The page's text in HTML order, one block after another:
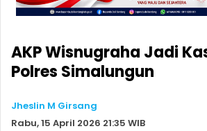
AKP Wisnugraha Jadi
Polres Simalungun
Jheslin M Girsang
Rabu, 15 April 2026 21:35 WIB